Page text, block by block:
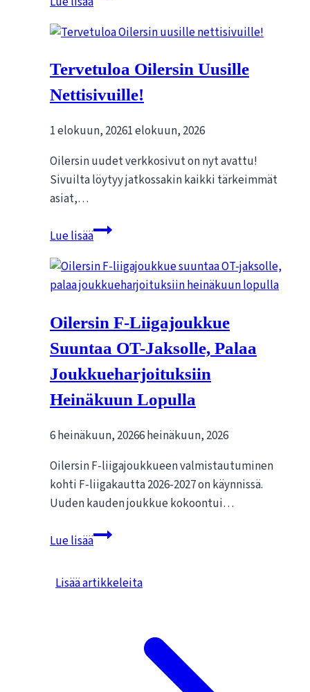
Tennistuki
konkurssin
vaikutuksista
Esport
Oilersin
Tervetuloa Oilersin Uusille
Nettisivuille!
1 elokuun, 20261 elokuun, 2026
Oilersin uudet verkkosivut on nyt avattu!
Sivuilta löytyy jatkossakin kaikki tärkeimmät
asiat,…
Lue lisääTervetuloa
uusille
nettisivuille!
Oilersin F-Liigajoukkue
Suuntaa OT-Jaksolle, Palaa
Joukkueharjoituksiin
Heinäkuun Lopulla
6 heinäkuun, 20266 heinäkuun, 2026
Oilersin F-liigajoukkueen valmistautuminen
kohti F-liigakautta 2026-2027 on käynnissä.
Uuden kauden joukkue kokoontui…
Lue lisääOilersin
suuntaa
joukkueharjoituksiin
Lisää artikkeleita